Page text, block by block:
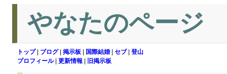
やなたのページ
トップ| ブログ| 掲示板 国際結婚 セブ| 登山
プロフィール| 更新情報 旧掲示板